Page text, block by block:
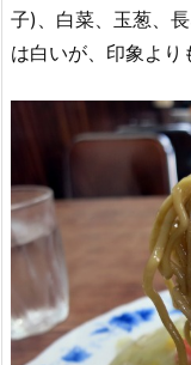
子)、白菜、玉葱、
は白いが、印象より